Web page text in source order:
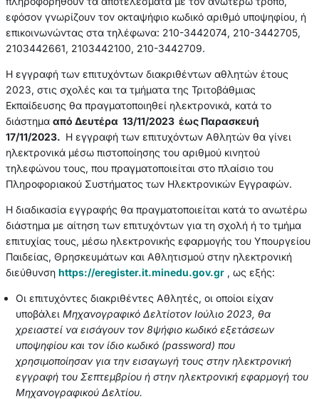
εφόσον γνωρίζουν τον οκταψήφιο κωδικό αριθμό υποψηφίου, ή
επικοινωνώντας στα τηλέφωνα: 210-3442074, 210-3442705,
2103442661, 2103442100, 210-3442709.
Η εγγραφή των επιτυχόντων διακριθέντων αθλητών έτους
2023, στις σχολές και τα τμήματα της Τριτοβάθμιας
Εκπαίδευσης θα πραγματοποιηθεί ηλεκτρονικά, κατά το
διάστημα από Δευτέρα 13/11/2023 έως Παρασκευή
17/11/2023. Η εγγραφή των επιτυχόντων Αθλητών θα γίνει
ηλεκτρονικά μέσω πιστοποίησης του αριθμού κινητού
τηλεφώνου τους, που πραγματοποιείται στο πλαίσιο του
Πληροφοριακού Συστήματος των Ηλεκτρονικών Εγγραφών.
Η διαδικασία εγγραφής θα πραγματοποιείται κατά το ανωτέρω
διάστημα με αίτηση των επιτυχόντων για τη σχολή ή το τμήμα
επιτυχίας τους, μέσω ηλεκτρονικής εφαρμογής του Υπουργείου
Παιδείας, Θρησκευμάτων και Αθλητισμού στην ηλεκτρονική
διεύθυνση https://eregister.it.minedu.gov.gr, ως εξής:
Οι επιτυχόντες διακριθέντες Αθλητές, οι οποίοι είχαν
υποβάλει Μηχανογραφικό Δελτίοτον Ιούλιο 2023, θα
χρειαστεί να εισάγουν τον 8ψήφιο κωδικό εξετάσεων
υποψηφίου και τον ίδιο κωδικό (password) που
χρησιμοποίησαν για την εισαγωγή τους στην ηλεκτρονική
εγγραφή του Σεπτεμβρίου ή στην ηλεκτρονική εφαρμογή του
Μηχανογραφικού Δελτίου.